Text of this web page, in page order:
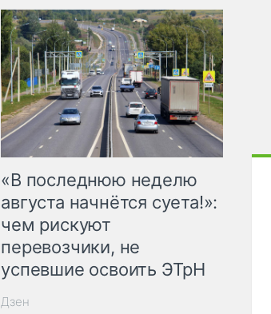
«В последнюю неделю
августа начнётся суета!»:
чем рискуют
перевозчики, не
успевшие освоить ЭТрН
Дзен